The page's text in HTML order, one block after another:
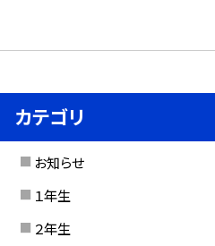
カテゴリ
お知らせ
１年生
２年生